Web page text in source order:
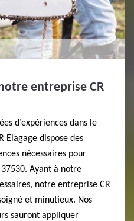
entreprise CR
d’expériences dans le
Elagage dispose des
nécessaires pour
Ayant à notre
notre entreprise CR
et minutieux. Nos
sauront appliquer